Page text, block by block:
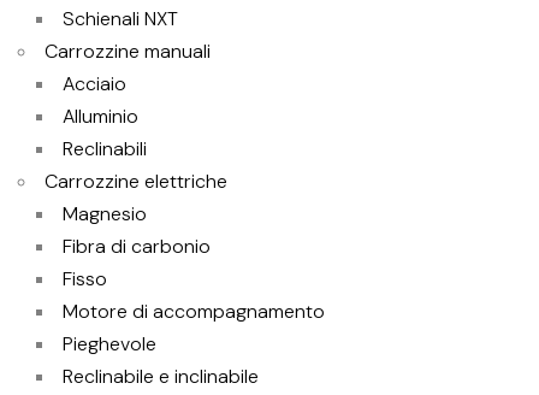
Schienali NXT
Carrozzine manuali
Acciaio
Alluminio
Reclinabili
Carrozzine elettriche
Magnesio
Fibra di carbonio
Fisso
Motore di accompagnamento
Pieghevole
Reclinabile e inclinabile